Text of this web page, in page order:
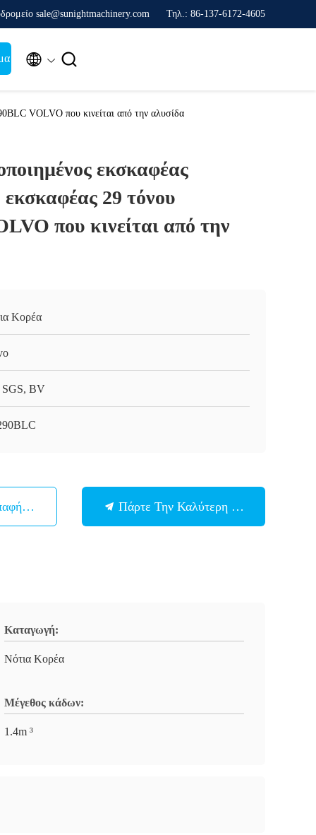
sale@sunightmachinery.com Τηλ.: 86-137-6172-4605
 
VOLVO που κινείται από την αλυσίδα
εκσκαφέας
29 τόνου
που κινείται από την
Κορέα
SGS, BV
Με Πάρτε Την Καλύτερη Τιμή
Καταγωγή:
Νότια Κορέα
Μέγεθος κάδων:
1.4m ³